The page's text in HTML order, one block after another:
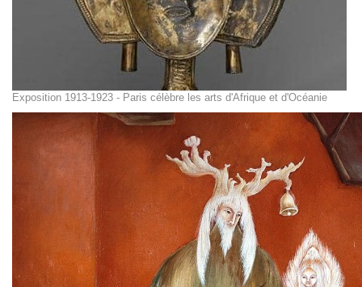
Exposition 1913-1923 - Paris célèbre les arts d'Afrique et d'Océanie